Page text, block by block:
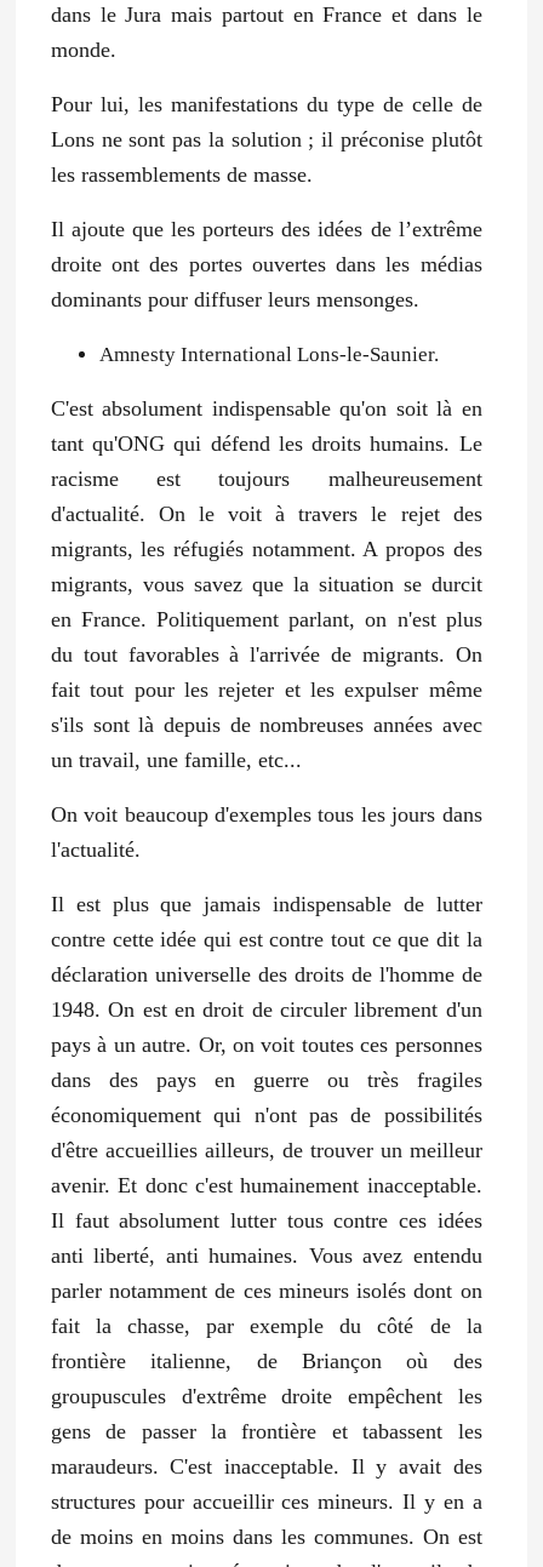
dans le Jura mais partout en France et dans le
monde.
Pour lui, les manifestations du type de celle de
Lons ne sont pas la solution ; il préconise plutôt
les rassemblements de masse.
Il ajoute que les porteurs des idées de l’extrême
droite ont des portes ouvertes dans les médias
dominants pour diffuser leurs mensonges.
Amnesty International Lons-le-Saunier.
C'est absolument indispensable qu'on soit là en
tant qu'ONG qui défend les droits humains. Le
racisme est toujours malheureusement
d'actualité. On le voit à travers le rejet des
migrants, les réfugiés notamment. A propos des
migrants, vous savez que la situation se durcit
en France. Politiquement parlant, on n'est plus
du tout favorables à l'arrivée de migrants. On
fait tout pour les rejeter et les expulser même
s'ils sont là depuis de nombreuses années avec
un travail, une famille, etc...
On voit beaucoup d'exemples tous les jours dans
l'actualité.
Il est plus que jamais indispensable de lutter
contre cette idée qui est contre tout ce que dit la
déclaration universelle des droits de l'homme de
1948. On est en droit de circuler librement d'un
pays à un autre. Or, on voit toutes ces personnes
dans des pays en guerre ou très fragiles
économiquement qui n'ont pas de possibilités
d'être accueillies ailleurs, de trouver un meilleur
avenir. Et donc c'est humainement inacceptable.
Il faut absolument lutter tous contre ces idées
anti liberté, anti humaines. Vous avez entendu
parler notamment de ces mineurs isolés dont on
fait la chasse, par exemple du côté de la
frontière italienne, de Briançon où des
groupuscules d'extrême droite empêchent les
gens de passer la frontière et tabassent les
maraudeurs. C'est inacceptable. Il y avait des
structures pour accueillir ces mineurs. Il y en a
de moins en moins dans les communes. On est